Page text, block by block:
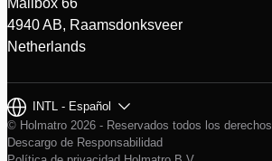
Mailbox 66
4940 AB, Raamsdonksveer
Netherlands
INTL - Español
© Holmatro 2026 - Reservados todos los derechos
Descargo de Responsabilidad